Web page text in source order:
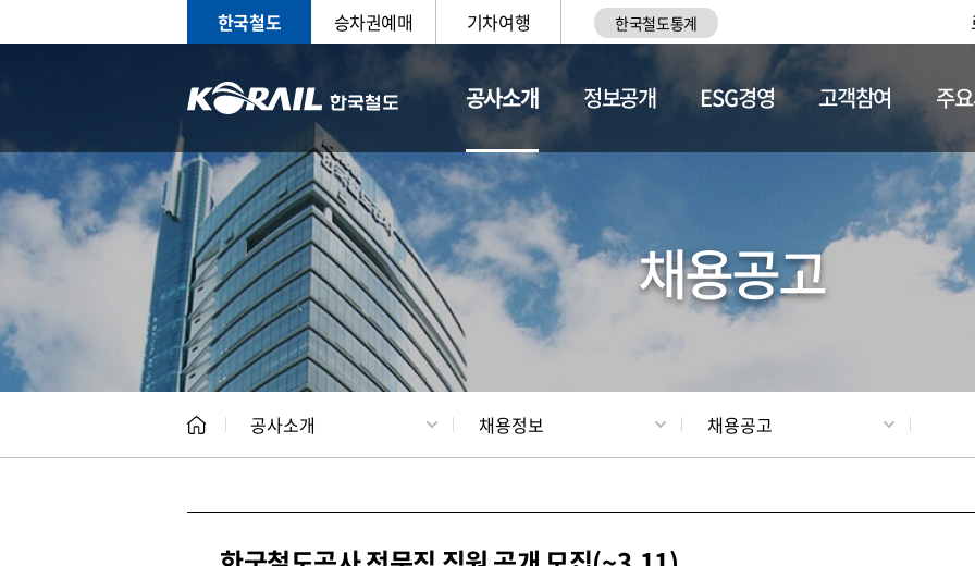
한국철도 승차권예매 기차여행 한국철도통계
공사소개
CEO 일반현황 채용정보
정보공개 ESG경영 고객참여 주
채용공고
공사소개 채용정보 채용공고